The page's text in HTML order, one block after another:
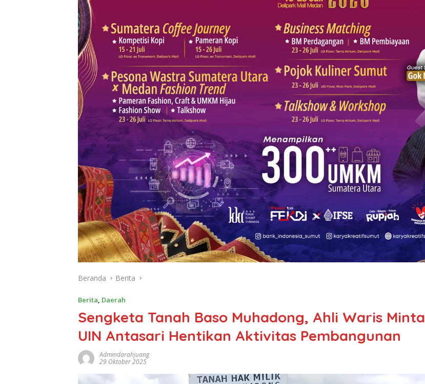
Beranda Berita
Berita, Daerah
Sengketa Tanah Baso Muhadong, Ahli Waris Minta
UIN Antasari Hentikan Aktivitas Pembangunan
Admindarahjuang
29 Oktober 2025